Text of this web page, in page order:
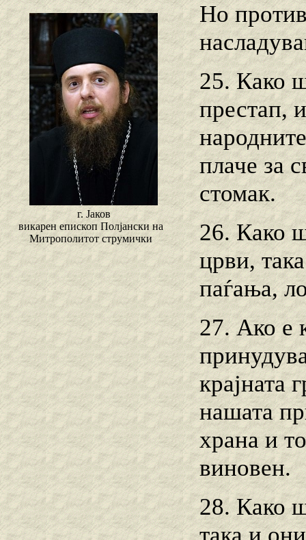
г. Јаков
викарен епископ Полјански на
Митрополитот струмички
Но
25. Како
престап,
плаче за
стомак.
26. Како
црви,
паѓања,
27. Ако е
крајната
нашата
храна и
виновен.
28. Како